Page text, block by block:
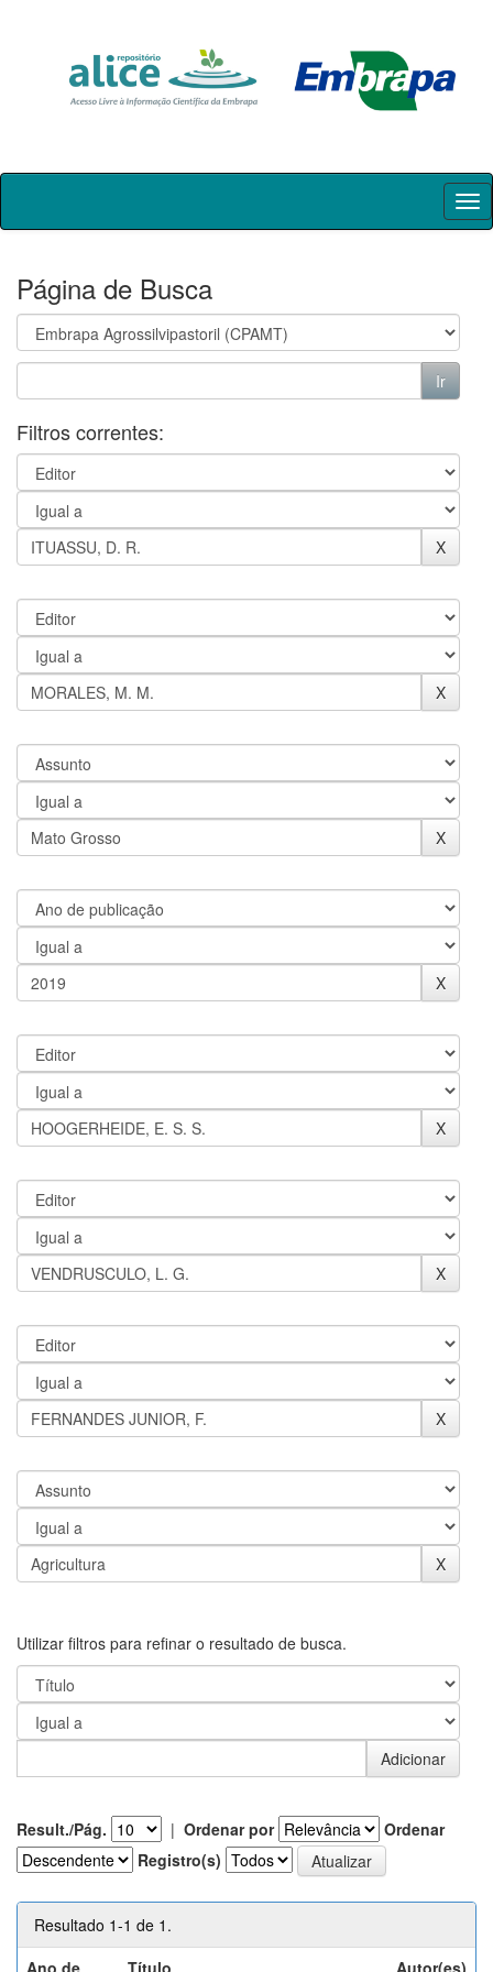
Skip
Página de Busca
Filtros correntes:
Utilizar filtros para refinar o resultado de busca.
Result./Pág. | Ordenar por
Ordenar
Registro(s)
Resultado 1-1 de 1.
Ano de
Título Autor(es)